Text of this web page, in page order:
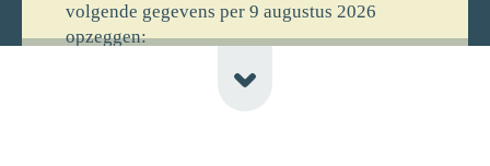
volgende gegevens per 9 augustus 2026
opzeggen:
[voornaam] [achternaam]